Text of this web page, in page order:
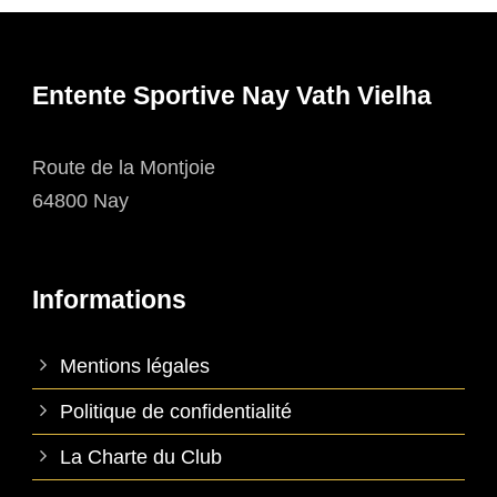
Entente Sportive Nay Vath Vielha
Route de la Montjoie
64800 Nay
Informations
Mentions légales
Politique de confidentialité
La Charte du Club